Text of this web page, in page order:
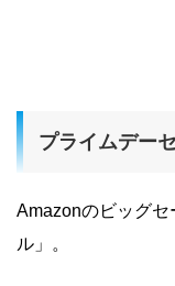
プライムデー
Amazonのビッグ
ル」。